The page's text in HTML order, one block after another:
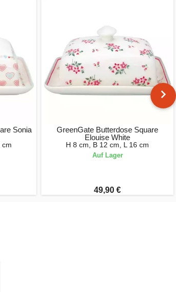
Sonia
cm
GreenGate Butterdose Square
Elouise White
H 8 cm, B 12 cm, L 16 cm
Auf Lager
49,90 €